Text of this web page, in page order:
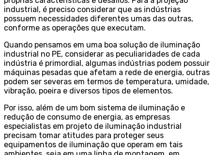
industrial, é preciso considerar que as indústrias
possuem necessidades diferentes umas das outras,
conforme as operações que executam.
Quando pensamos em uma boa solução de iluminação
industrial no PE, considerar as peculiaridades de cada
indústria é primordial, algumas indústrias podem possuir
máquinas pesadas que afetam a rede de energia, outras
podem ser severas em termos de temperatura, umidade,
vibração, poeira e diversos tipos de elementos.
Por isso, além de um bom sistema de iluminação e
redução de consumo de energia, as empresas
especialistas em projeto de iluminação industrial
precisam tomar atitudes para proteger seus
equipamentos de iluminação que operam em tais